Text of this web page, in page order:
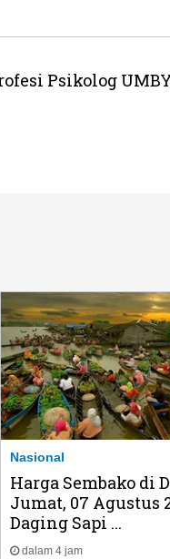
Psikolog
Nasional
Harga Sembako di
Jumat, 07 Agustus
Daging Sapi ...
dalam 4 jam